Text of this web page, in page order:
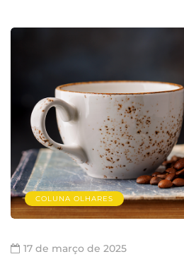
COLUNA OLHARES
17 de março de 2025